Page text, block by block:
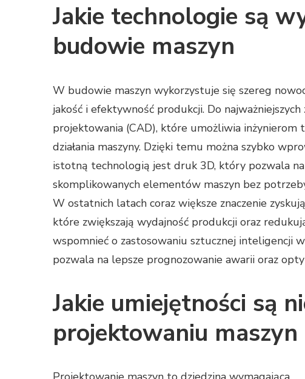
Jakie technologie są
budowie maszyn
W budowie maszyn wykorzystuje się szereg
jakość i efektywność produkcji. Do
projektowania (CAD), które umożliwia
działania maszyny. Dzięki temu można szybko
istotną technologią jest druk 3D, który pozwala
skomplikowanych elementów maszyn bez
W ostatnich latach coraz większe znaczenie
które zwiększają wydajność produkcji oraz
wspomnieć o zastosowaniu sztucznej inteligencji
pozwala na lepsze prognozowanie awarii oraz
Jakie umiejętności są
projektowaniu maszyn